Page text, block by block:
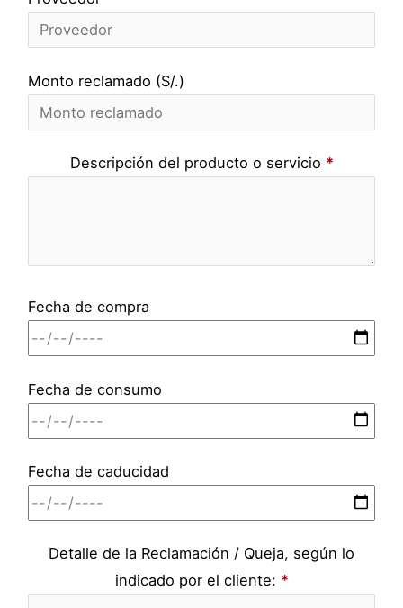
Monto reclamado (S/.)
Descripción del producto o servicio *
Fecha de compra
Fecha de consumo
Fecha de caducidad
Detalle de la Reclamación / Queja, según lo
indicado por el cliente: *